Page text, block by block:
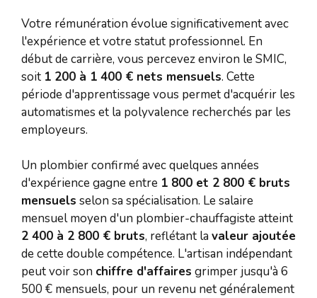
Votre rémunération évolue significativement avec
l'expérience et votre statut professionnel. En
début de carrière, vous percevez environ le SMIC,
soit 1 200 à 1 400 € nets mensuels. Cette
période d'apprentissage vous permet d'acquérir les
automatismes et la polyvalence recherchés par les
employeurs.
Un plombier confirmé avec quelques années
d'expérience gagne entre 1 800 et 2 800 € bruts
mensuels selon sa spécialisation. Le salaire
mensuel moyen d'un plombier-chauffagiste atteint
2 400 à 2 800 € bruts, reflétant la valeur ajoutée
de cette double compétence. L'artisan indépendant
peut voir son chiffre d'affaires grimper jusqu'à 6
500 € mensuels, pour un revenu net généralement